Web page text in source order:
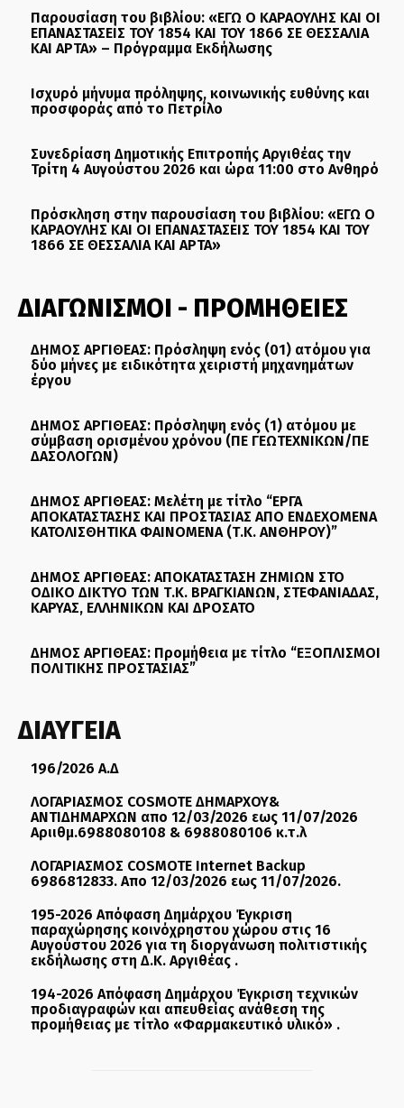
Παρουσίαση του βιβλίου: «ΕΓΩ Ο ΚΑΡΑΟΥΛΗΣ ΚΑΙ ΟΙ
ΕΠΑΝΑΣΤΑΣΕΙΣ ΤΟΥ 1854 ΚΑΙ ΤΟΥ 1866 ΣΕ ΘΕΣΣΑΛΙΑ
ΚΑΙ ΑΡΤΑ» – Πρόγραμμα Εκδήλωσης
Ισχυρό μήνυμα πρόληψης, κοινωνικής ευθύνης και
προσφοράς από το Πετρίλο
Συνεδρίαση Δημοτικής Επιτροπής Αργιθέας την
Τρίτη 4 Αυγούστου 2026 και ώρα 11:00 στο Ανθηρό
Πρόσκληση στην παρουσίαση του βιβλίου: «ΕΓΩ Ο
ΚΑΡΑΟΥΛΗΣ ΚΑΙ ΟΙ ΕΠΑΝΑΣΤΑΣΕΙΣ ΤΟΥ 1854 ΚΑΙ ΤΟΥ
1866 ΣΕ ΘΕΣΣΑΛΙΑ ΚΑΙ ΑΡΤΑ»
ΔΙΑΓΩΝΙΣΜΟΙ - ΠΡΟΜΗΘΕΙΕΣ
ΔΗΜΟΣ ΑΡΓΙΘΕΑΣ: Πρόσληψη ενός (01) ατόμου για
δύο μήνες με ειδικότητα χειριστή μηχανημάτων
έργου
ΔΗΜΟΣ ΑΡΓΙΘΕΑΣ: Πρόσληψη ενός (1) ατόμου με
σύμβαση ορισμένου χρόνου (ΠΕ ΓΕΩΤΕΧΝΙΚΩΝ/ΠΕ
ΔΑΣΟΛΟΓΩΝ)
ΔΗΜΟΣ ΑΡΓΙΘΕΑΣ: Μελέτη με τίτλο “ΕΡΓΑ
ΑΠΟΚΑΤΑΣΤΑΣΗΣ ΚΑΙ ΠΡΟΣΤΑΣΙΑΣ ΑΠΟ ΕΝΔΕΧΟΜΕΝΑ
ΚΑΤΟΛΙΣΘΗΤΙΚΑ ΦΑΙΝΟΜΕΝΑ (Τ.Κ. ΑΝΘΗΡΟΥ)”
ΔΗΜΟΣ ΑΡΓΙΘΕΑΣ: ΑΠΟΚΑΤΑΣΤΑΣΗ ΖΗΜΙΩΝ ΣΤΟ
ΟΔΙΚΟ ΔΙΚΤΥΟ ΤΩΝ Τ.Κ. ΒΡΑΓΚΙΑΝΩΝ, ΣΤΕΦΑΝΙΑΔΑΣ,
ΚΑΡΥΑΣ, ΕΛΛΗΝΙΚΩΝ ΚΑΙ ΔΡΟΣΑΤΟ
ΔΗΜΟΣ ΑΡΓΙΘΕΑΣ: Προμήθεια με τίτλο “ΕΞΟΠΛΙΣΜΟΙ
ΠΟΛΙΤΙΚΗΣ ΠΡΟΣΤΑΣΙΑΣ”
ΔΙΑΥΓΕΙΑ
196/2026 Α.Δ
ΛΟΓΑΡΙΑΣΜΟΣ COSMOTE ΔΗΜΑΡΧΟΥ&
ΑΝΤΙΔΗΜΑΡΧΩΝ απο 12/03/2026 εως 11/07/2026
Αριιθμ.6988080108 & 6988080106 κ.τ.λ
ΛΟΓΑΡΙΑΣΜΟΣ COSMOTE Internet Backup
6986812833. Απο 12/03/2026 εως 11/07/2026.
195-2026 Απόφαση Δημάρχου Έγκριση
παραχώρησης κοινόχρηστου χώρου στις 16
Αυγούστου 2026 για τη διοργάνωση πολιτιστικής
εκδήλωσης στη Δ.Κ. Αργιθέας .
194-2026 Απόφαση Δημάρχου Έγκριση τεχνικών
προδιαγραφών και απευθείας ανάθεση της
προμήθειας με τίτλο «Φαρμακευτικό υλικό» .